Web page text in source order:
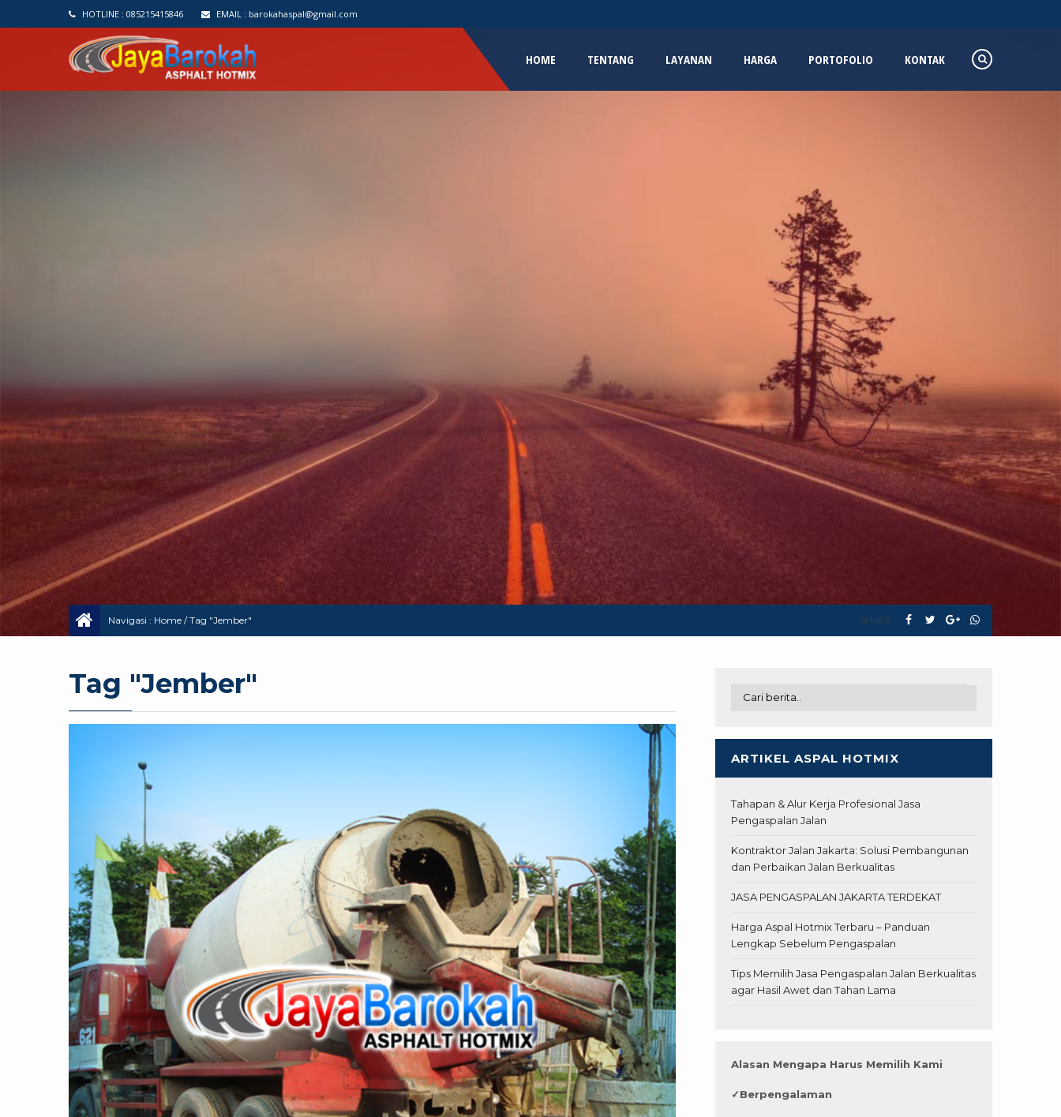
HOTLINE : 085215415846 EMAIL : barokahaspal@gmail.com
HOME TENTANG LAYANAN HARGA PORTOFOLIO KONTAK
Navigasi : Home /Tag "Jember" SHARE :
Tag "Jember"
ARTIKEL ASPAL HOTMIX
Tahapan & Alur Kerja Profesional Jasa
Pengaspalan Jalan
Kontraktor Jalan Jakarta: Solusi Pembangunan
dan Perbaikan Jalan Berkualitas
JASA PENGASPALAN JAKARTA TERDEKAT
Harga Aspal Hotmix Terbaru – Panduan
Lengkap Sebelum Pengaspalan
Tips Memilih Jasa Pengaspalan Jalan Berkualitas
agar Hasil Awet dan Tahan Lama
Alasan Mengapa Harus Memilih Kami
✓Berpengalaman